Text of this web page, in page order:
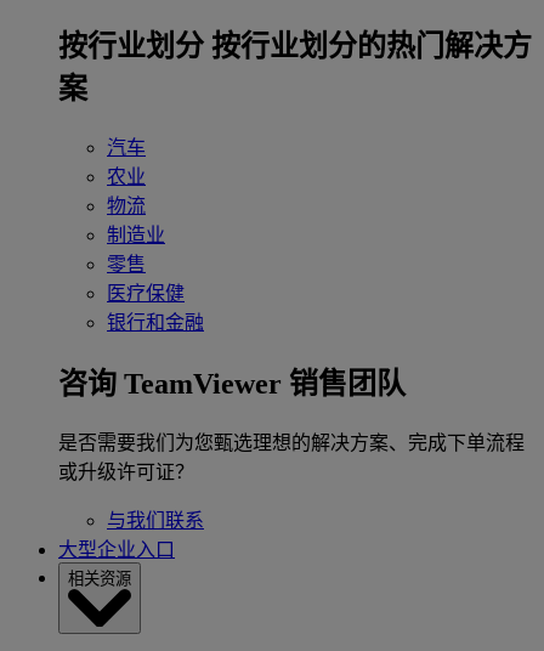
‌按行业划分 按行业划分的热门解决方
案
汽车
农业
物流
制造业
零售
医疗保健
银行和金融
咨询 TeamViewer 销售团队
是否需要我们为您甄选理想的解决方案、完成下单流程
或升级许可证？
与我们联系
大型企业入口
相关资源